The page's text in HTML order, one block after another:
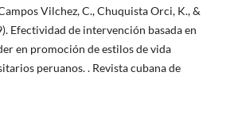
Vilchez, C., Chuquista Orci, K., &
Efectividad de intervención basada en
en promoción de estilos de vida
peruanos. . Revista cubana de